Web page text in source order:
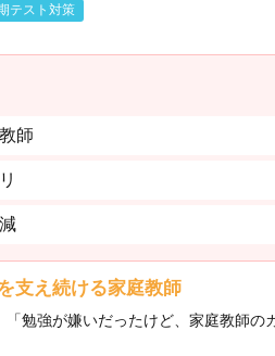
テスト対策
師
支え続ける家庭教師
勉強が嫌いだったけど、家庭教師